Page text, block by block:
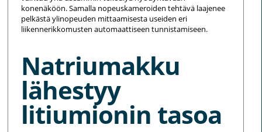
konenäköön. Samalla nopeuskameroiden tehtävä laajenee
pelkästä ylinopeuden mittaamisesta useiden eri
liikennerikkomusten automaattiseen tunnistamiseen.
Natriumakku
lähestyy
litiumionin tasoa